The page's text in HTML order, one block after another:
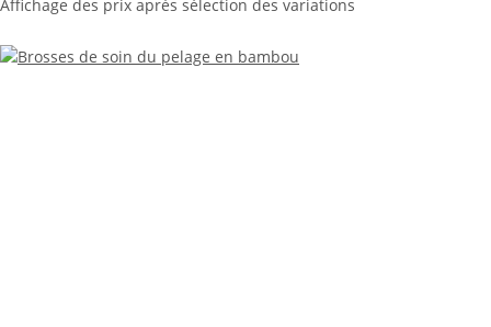
Affichage des prix après sélection des variations